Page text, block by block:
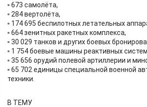
▫️ 673 самолёта,
▫️ 284 вертолёта,
▫️ 174 695 беспилотных летательных
▫️ 664 зенитных ракетных комплекса,
▫️ 30 029 танков и других боевых
▫️ 1 754 боевые машины реактивных
▫️ 35 656 орудий полевой артиллерии и
▫️ 65 702 единицы специальной военной
техники.
В ТЕМУ